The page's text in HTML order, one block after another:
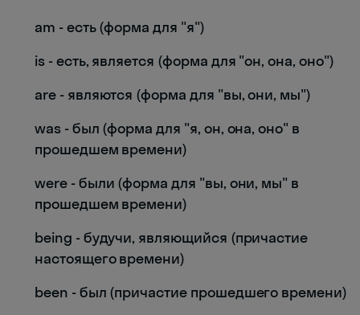
am - есть (форма для "я")
is - есть, является (форма для "он, она, оно")
are - являются (форма для "вы, они, мы")
was - был (форма для "я, он, она, оно" в
прошедшем времени)
were - были (форма для "вы, они, мы" в
прошедшем времени)
being - будучи, являющийся (причастие
настоящего времени)
been - был (причастие прошедшего времени)